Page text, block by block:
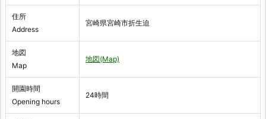
住所
Address
宮崎県宮崎市折生迫
地図
Map
地図(Map)
開園時間
Opening hours
24時間